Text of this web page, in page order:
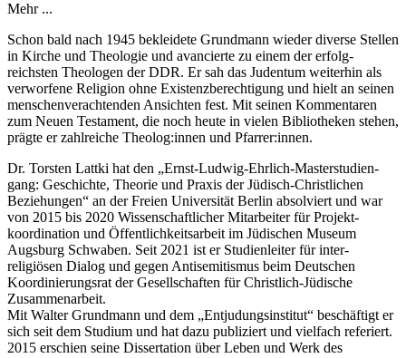
Mehr ...
Schon bald nach 1945 bekleidete Grund­mann wieder diverse Stellen
in Kirche und Theologie und avancierte zu einem der erfolg­
reichsten Theo­logen der DDR. Er sah das Juden­tum weiter­hin als
verworfene Religion ohne Existenz­berechtigung und hielt an seinen
menschen­verachtenden Ansichten fest. Mit seinen Kommen­taren
zum Neuen Testament, die noch heute in vielen Biblio­theken stehen,
prägte er zahlreiche Theo­log:­innen und Pfarrer:­innen.
Dr. Torsten Lattki hat den „Ernst-Ludwig-Ehrlich-Master­studien­
gang: Geschichte, Theorie und Praxis der Jüdisch-Christ­lichen
Beziehungen“ an der Freien Universität Berlin absolviert und war
von 2015 bis 2020 Wissen­schaftlicher Mitarbeiter für Projekt­
koordination und Öffentlich­keit­sarbeit im Jüdischen Museum
Augsburg Schwaben. Seit 2021 ist er Studien­leiter für inter­
religiösen Dialog und gegen Anti­semi­tismus beim Deutschen
Koordinierungs­rat der Gesell­schaften für Christlich-Jüdische
Zusammen­arbeit.
Mit Walter Grund­mann und dem „Entjudung­sinstitut“ beschäftigt er
sich seit dem Studium und hat dazu publiziert und vielfach referiert.
2015 erschien seine Dissertation über Leben und Werk des